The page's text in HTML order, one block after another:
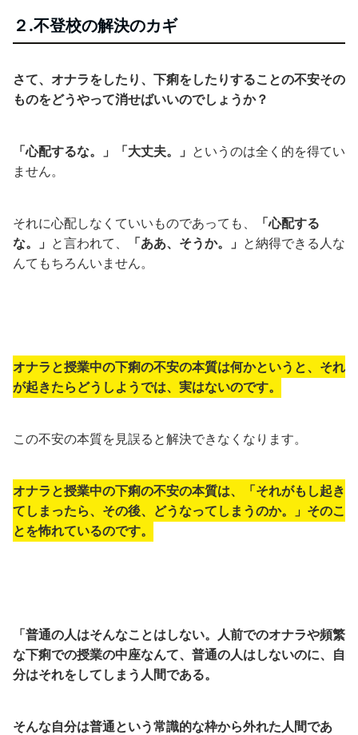
２.不登校の解決のカギ
さて、オナラをしたり、下痢をしたりすることの不安その
ものをどうやって消せばいいのでしょうか？
「心配するな。」「大丈夫。」 というのは全く的を得てい
ません。
それに心配しなくていいものであっても、
「心配する
な。」 と言われて、 「ああ、そうか。」 と納得できる人な
んてもちろんいません。
オナラと授業中の下痢の不安の本質は何かというと、それ
が起きたらどうしようでは、実はないのです。
この不安の本質を見誤ると解決できなくなります。
オナラと授業中の下痢の不安の本質は、「それがもし起き
てしまったら、その後、どうなってしまうのか。」そのこ
とを怖れているのです。
「普通の人はそんなことはしない。人前でのオナラや頻繁
な下痢での授業の中座なんて、普通の人はしないのに、自
分はそれをしてしまう人間である。
そんな自分は普通という常識的な枠から外れた人間であ